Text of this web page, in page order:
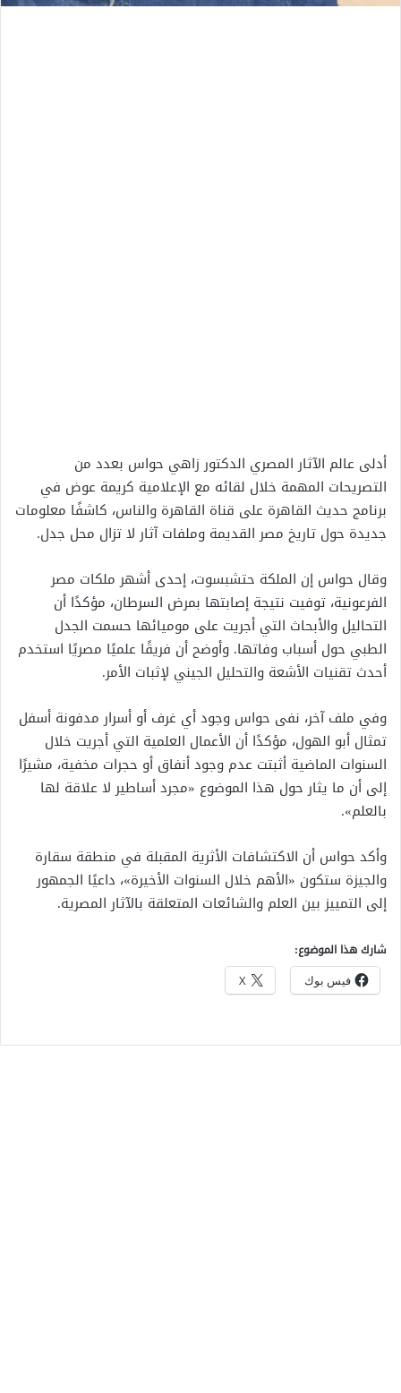
أدلى عالم الآثار المصري الدكتور زاهي حواس بعدد من
التصريحات المهمة خلال لقائه مع الإعلامية كريمة عوض في
برنامج حديث القاهرة على قناة القاهرة والناس، كاشفًا معلومات
جديدة حول تاريخ مصر القديمة وملفات آثار لا تزال محل جدل.
وقال حواس إن الملكة حتشبسوت، إحدى أشهر ملكات مصر
الفرعونية، توفيت نتيجة إصابتها بمرض السرطان، مؤكدًا أن
التحاليل والأبحاث التي أجريت على موميائها حسمت الجدل
الطبي حول أسباب وفاتها. وأوضح أن فريقًا علميًا مصريًا استخدم
أحدث تقنيات الأشعة والتحليل الجيني لإثبات الأمر.
وفي ملف آخر، نفى حواس وجود أي غرف أو أسرار مدفونة أسفل
تمثال أبو الهول، مؤكدًا أن الأعمال العلمية التي أجريت خلال
السنوات الماضية أثبتت عدم وجود أنفاق أو حجرات مخفية، مشيرًا
إلى أن ما يثار حول هذا الموضوع «مجرد أساطير لا علاقة لها
بالعلم».
وأكد حواس أن الاكتشافات الأثرية المقبلة في منطقة سقارة
والجيزة ستكون «الأهم خلال السنوات الأخيرة»، داعيًا الجمهور
إلى التمييز بين العلم والشائعات المتعلقة بالآثار المصرية.
شارك هذا الموضوع:
فيس بوك X